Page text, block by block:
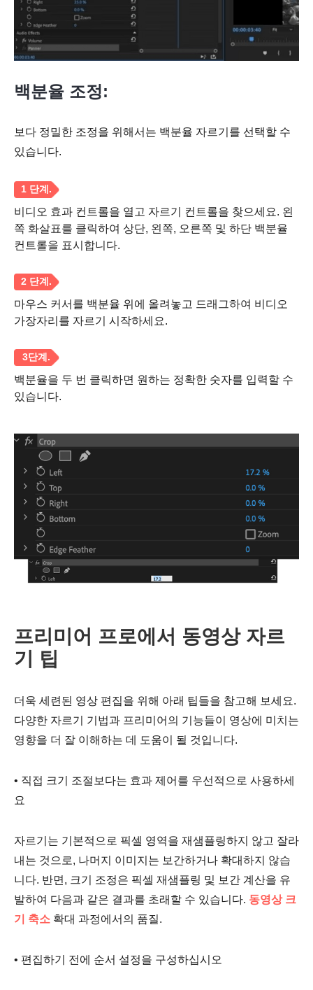
1 단계.
백분율 조정:
보다 정밀한 조정을 위해서는 백분율 자르기를 선택할 수
있습니다.
비디오 효과 컨트롤을 열고 자르기 컨트롤을 찾으세요. 왼
쪽 화살표를 클릭하여 상단, 왼쪽, 오른쪽 및 하단 백분율
컨트롤을 표시합니다.
2 단계.
마우스 커서를 백분율 위에 올려놓고 드래그하여 비디오
가장자리를 자르기 시작하세요.
백분율을 두 번 클릭하면 원하는 정확한 숫자를 입력할 수
있습니다.
프리미어 프로에서 동영상 자르
기 팁
더욱 세련된 영상 편집을 위해 아래 팁들을 참고해 보세요.
다양한 자르기 기법과 프리미어의 기능들이 영상에 미치는
영향을 더 잘 이해하는 데 도움이 될 것입니다.
• 직접 크기 조절보다는 효과 제어를 우선적으로 사용하세
요
자르기는 기본적으로 픽셀 영역을 재샘플링하지 않고 잘라
내는 것으로, 나머지 이미지는 보간하거나 확대하지 않습
니다. 반면, 크기 조정은 픽셀 재샘플링 및 보간 계산을 유
발하여 다음과 같은 결과를 초래할 수 있습니다. 동영상 크
기 축소 확대 과정에서의 품질.
• 편집하기 전에 순서 설정을 구성하십시오